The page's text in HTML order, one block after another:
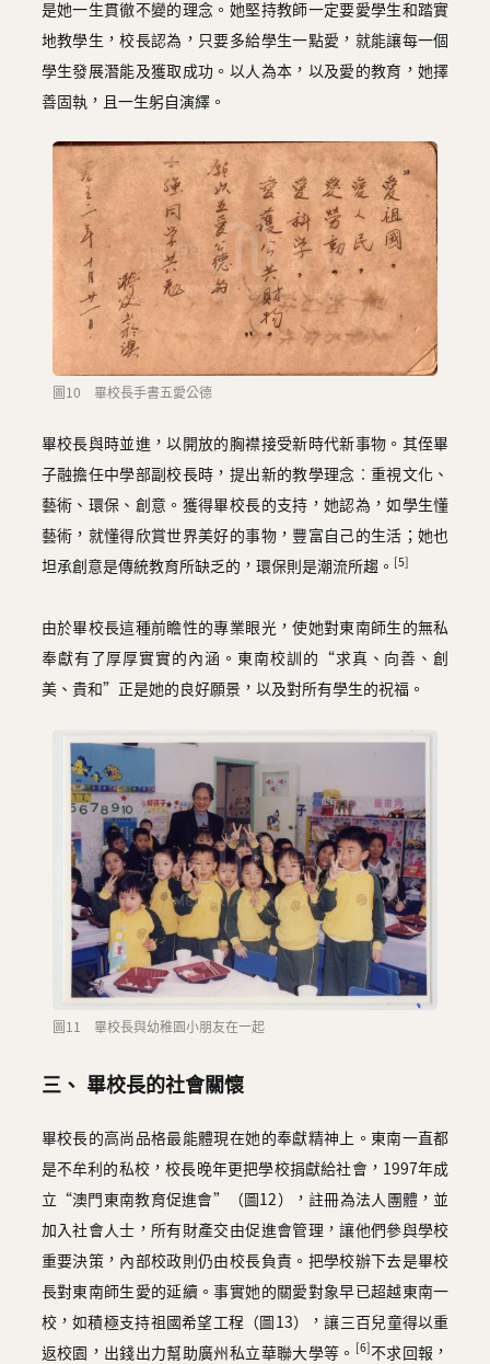
是她一生貫徹不變的理念。她堅持教師一定要愛學生和踏實
地教學生，校長認為，只要多給學生一點愛，就能讓每一個
學生發展潛能及獲取成功。以人為本，以及愛的教育，她擇
善固執，且一生躬自演繹。
圖10 畢校長手書五愛公德
畢校長與時並進，以開放的胸襟接受新時代新事物。其侄畢
子融擔任中學部副校長時，提出新的教學理念︰重視文化、
藝術、環保、創意。獲得畢校長的支持，她認為，如學生懂
藝術，就懂得欣賞世界美好的事物，豐富自己的生活；她也
坦承創意是傳統教育所缺乏的，環保則是潮流所趨。
[5]
由於畢校長這種前瞻性的專業眼光，使她對東南師生的無私
奉獻有了厚厚實實的內涵。東南校訓的“求真、向善、創
美、貴和”正是她的良好願景，以及對所有學生的祝福。
圖11 畢校長與幼稚園小朋友在一起
三、 畢校長的社會關懷
畢校長的高尚品格最能體現在她的奉獻精神上。東南一直都
是不牟利的私校，校長晚年更把學校捐獻給社會，1997年成
立“澳門東南教育促進會”（圖12），註冊為法人團體，並
加入社會人士，所有財產交由促進會管理，讓他們參與學校
重要決策，內部校政則仍由校長負責。把學校辦下去是畢校
長對東南師生愛的延續。事實她的關愛對象早已超越東南一
校，如積極支持祖國希望工程（圖13），讓三百兒童得以重
返校園，出錢出力幫助廣州私立華聯大學等。
[6] 不求回報，